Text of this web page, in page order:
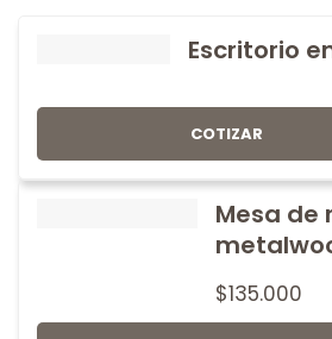
Escritorio
COTIZAR
Mesa de
$135.000